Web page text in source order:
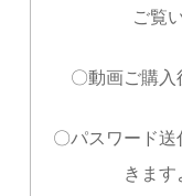
ご覧
〇動画ご購入
〇パスワード
きます